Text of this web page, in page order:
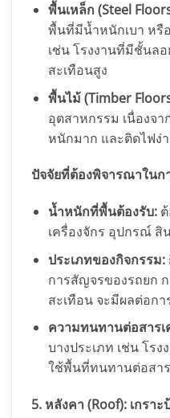
พื้นเหล็ก (Steel
พื้นที่มีน้ำหนักเบา หรื
เช่น โรงงานที่มีชั้นล
สะเทือนสูง
พื้นไม้ (Timber
อุตสาหกรรม เนื่องจ
หนักมาก และติดไฟง่
ปัจจัยที่ต้องพิจารณาในก
น้ำหนักที่พื้นต้องรับ:ต้
เครื่องจักร อุปกรณ์
ประเภทของกิจกรรม:
การสัญจรของรถยก
สะเทือน จะมีผลต่อก
ความทนทานต่อสาร
บางประเภท เช่น โรง
ใช้พื้นที่ทนทานต่อสา
5. หลังคา (Roof): เกรา